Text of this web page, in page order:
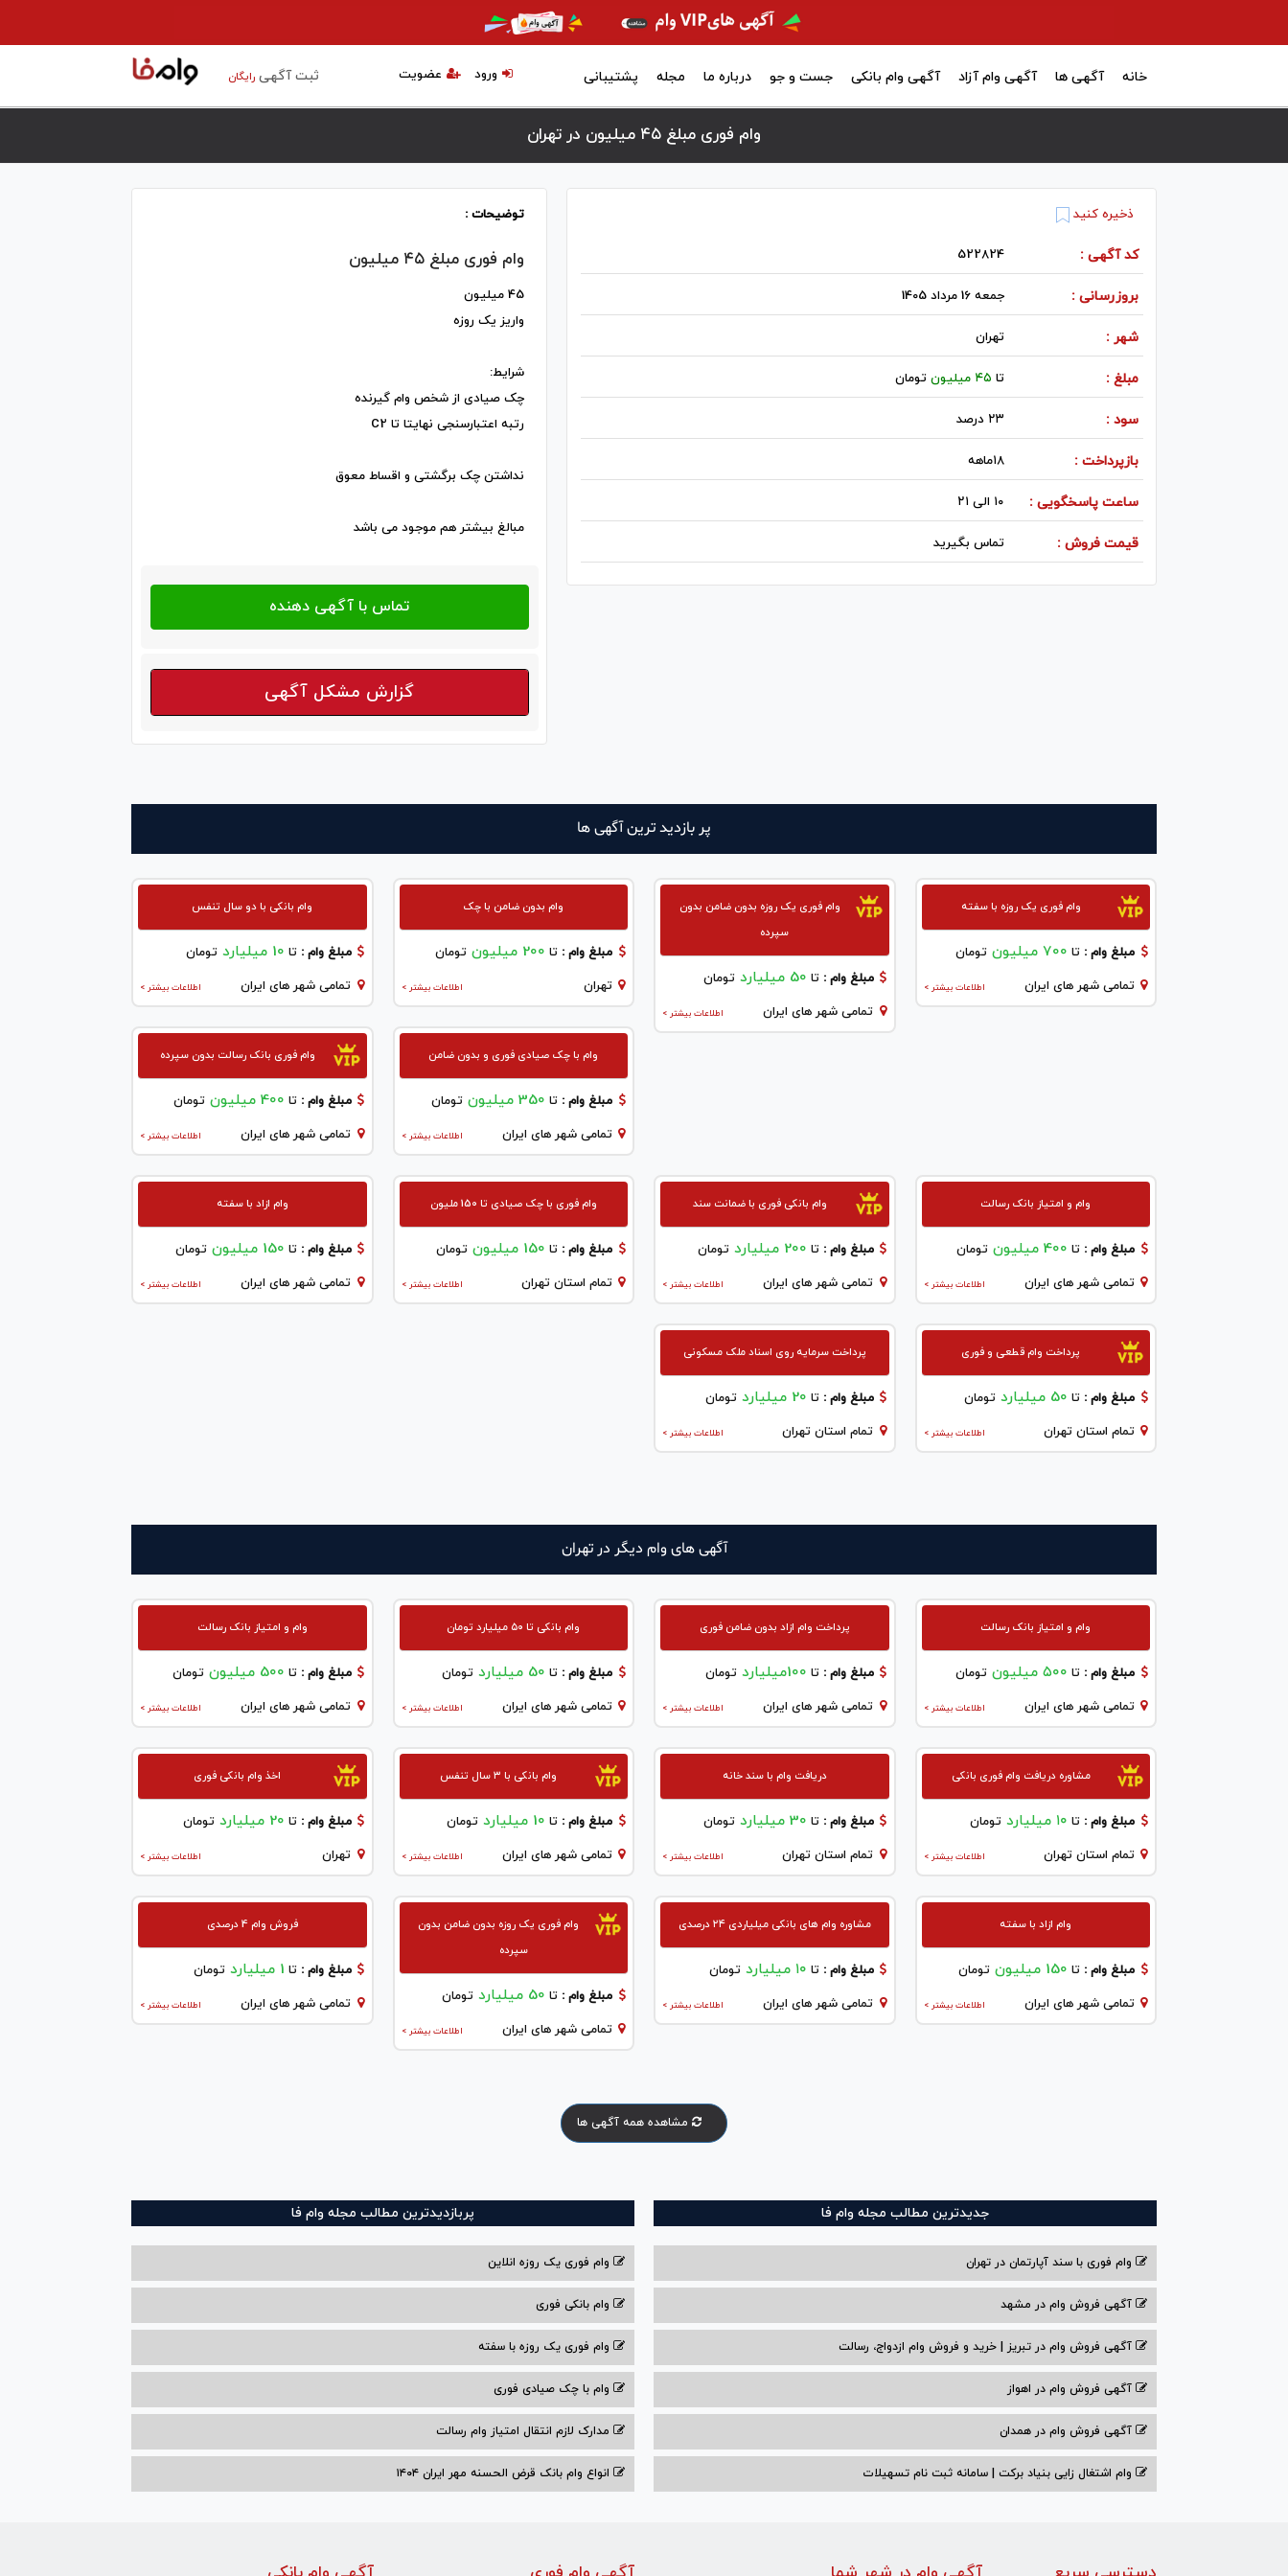
ثبت آگهیرایگان عضویت ورود خانه آگهی ها آگهی وام آزاد آگهی وام بانکی جست و جو درباره ما مجله پشتیبانی
وام فوری مبلغ ۴۵ میلیون در تهران
ذخیره کنید
کد آگهی : 522824
بروزرسانی : جمعه 16 مرداد 1405
شهر : تهران
مبلغ : تا ۴۵ میلیون تومان
سود : ۲۳ درصد
بازپرداخت : ۱۸ماهه
ساعت پاسخگویی : ۱۰ الی ۲۱
قیمت فروش : تماس بگیرید
توضیحات :
وام فوری مبلغ ۴۵ میلیون
45 میلیون
واریز یک روزه
شرایط:
چک صیادی از شخص وام گیرنده
رتبه اعتبارسنجی نهایتا تا C2
نداشتن چک برگشتی و اقساط معوق
مبالغ بیشتر هم موجود می باشد
گزارش مشکل آگهی
پر بازدید ترین آگهی ها
وام فوری یک روزه با سفته
مبلغ وام : تا 700 میلیون تومان
اطلاعات بیشتر > تمامی شهر های ایران
وام فوری یک روزه بدون ضامن بدون
سپرده
مبلغ وام :تا 50 میلیارد تومان
اطلاعات بیشتر > تمامی شهر های ایران
وام بدون ضامن با چک
مبلغ وام : تا 200 میلیون تومان
اطلاعات بیشتر > تهران
وام بانکی با دو سال تنفس
مبلغ وام :تا 10 میلیارد تومان
اطلاعات بیشتر > تمامی شهر های ایران
وام با چک صیادی فوری و بدون ضامن
مبلغ وام : تا 350 میلیون تومان
اطلاعات بیشتر > تمامی شهر های ایران
وام فوری بانک رسالت بدون سپرده
مبلغ وام :تا 400 میلیون تومان
اطلاعات بیشتر > تمامی شهر های ایران
وام و امتیاز بانک رسالت
مبلغ وام : تا 400 میلیون تومان
اطلاعات بیشتر > تمامی شهر های ایران
وام بانکی فوری با ضمانت سند
مبلغ وام :تا 200 میلیارد تومان
اطلاعات بیشتر > تمامی شهر های ایران
وام فوری با چک صیادی تا 150 ملیون
مبلغ وام : تا 150 میلیون تومان
اطلاعات بیشتر > تمام استان تهران
وام ازاد با سفته
مبلغ وام :تا 150 میلیون تومان
اطلاعات بیشتر > تمامی شهر های ایران
پرداخت وام قطعی و فوری
مبلغ وام : تا 50 میلیارد تومان
اطلاعات بیشتر > تمام استان تهران
پرداخت سرمایه روی اسناد ملک مسکونی
مبلغ وام :تا 20 میلیارد تومان
اطلاعات بیشتر > تمام استان تهران
آگهی های وام دیگر در تهران
وام و امتیاز بانک رسالت
مبلغ وام : تا ۵۰۰ میلیون تومان
اطلاعات بیشتر > تمامی شهر های ایران
پرداخت وام ازاد بدون ضامن فوری
مبلغ وام :تا 100میلیارد تومان
اطلاعات بیشتر > تمامی شهر های ایران
وام بانکی تا ۵۰ میلیارد تومان
مبلغ وام : تا 50 میلیارد تومان
اطلاعات بیشتر > تمامی شهر های ایران
وام و امتیاز بانک رسالت
مبلغ وام :تا 500 میلیون تومان
اطلاعات بیشتر > تمامی شهر های ایران
مشاوره دریافت وام فوری بانکی
مبلغ وام : تا ۱۰ میلیارد تومان
اطلاعات بیشتر > تمام استان تهران
دریافت وام با سند خانه
مبلغ وام :تا 30 میلیارد تومان
اطلاعات بیشتر > تمام استان تهران
وام بانکی با ۳ سال تنفس
مبلغ وام : تا 10 میلیارد تومان
اطلاعات بیشتر > تمامی شهر های ایران
اخذ وام بانکی فوری
مبلغ وام :تا 20 میلیارد تومان
اطلاعات بیشتر > تهران
وام ازاد با سفته
مبلغ وام : تا 150 میلیون تومان
اطلاعات بیشتر > تمامی شهر های ایران
مشاوره وام های بانکی میلیاردی ۲۴ درصدی
مبلغ وام :تا ۱۰ میلیارد تومان
اطلاعات بیشتر > تمامی شهر های ایران
وام فوری یک روزه بدون ضامن بدون
سپرده
مبلغ وام : تا 50 میلیارد تومان
اطلاعات بیشتر > تمامی شهر های ایران
فروش وام 4 درصدی
مبلغ وام :تا 1 میلیارد تومان
اطلاعات بیشتر > تمامی شهر های ایران
مشاهده همه آگهی ها
جدیدترین مطالب مجله وام فا
وام فوری با سند آپارتمان در تهران
آگهی فروش وام در مشهد
آگهی فروش وام در تبریز | خرید و فروش وام ازدواج، رسالت
آگهی فروش وام در اهواز
آگهی فروش وام در همدان
وام اشتغال زایی بنیاد برکت | سامانه ثبت نام تسهیلات
پربازدیدترین مطالب مجله وام فا
وام فوری یک روزه انلاین
وام بانکی فوری
وام فوری یک روزه با سفته
وام با‌ چک صیادی‌ فوری
مدارک لازم انتقال امتیاز وام رسالت
انواع وام بانک قرض الحسنه مهر ایران ۱۴۰۴